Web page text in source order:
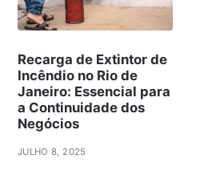
Recarga de Extintor de
Incêndio no Rio de
Janeiro: Essencial para
a Continuidade dos
Negócios
JULHO 8, 2025